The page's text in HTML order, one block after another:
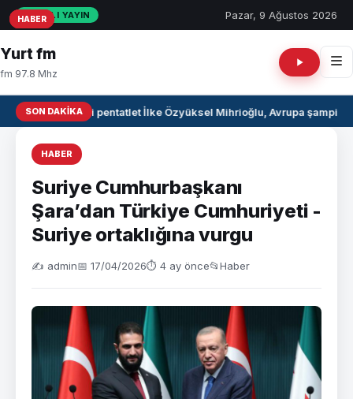
CANLI YAYIN Pazar, 9 Ağustos 2026
Yurt fm
fm 97.8 Mhz
SON DAKIKAMilli pentatlet İlke Özyüksel Mihrioğlu, Avrupa
HABER
Suriye Cumhurbaşkanı
Şara’dan Türkiye Cumhuriyeti -
Suriye ortaklığına vurgu
✍️ admin📅 17/04/2026⏱ 4 ay önce📂Haber
HABER
HABER
HABER